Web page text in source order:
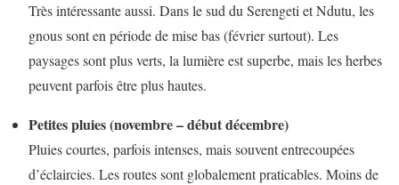
Très intéressante aussi. Dans le sud du Serengeti et Ndutu, les
gnous sont en période de mise bas (février surtout). Les
paysages sont plus verts, la lumière est superbe, mais les herbes
peuvent parfois être plus hautes.
Petites pluies (novembre – début décembre)
Pluies courtes, parfois intenses, mais souvent entrecoupées
d’éclaircies. Les routes sont globalement praticables. Moins de